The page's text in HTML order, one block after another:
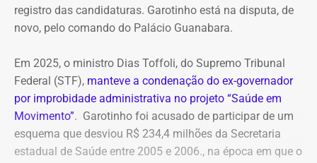
registro das candidaturas. Garotinho está na disputa, de
novo, pelo comando do Palácio Guanabara.
Em 2025, o ministro Dias Toffoli, do Supremo Tribunal
Federal (STF), manteve a condenação do ex-governador
por improbidade administrativa no projeto “Saúde em
Movimento”. Garotinho foi acusado de participar de um
esquema que desviou R$ 234,4 milhões da Secretaria
estadual de Saúde entre 2005 e 2006., na época em que o